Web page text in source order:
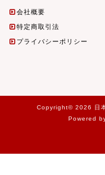
会社概要
特定商取引法
プライバシーポリシー
Copyright© 2026 日
Powered